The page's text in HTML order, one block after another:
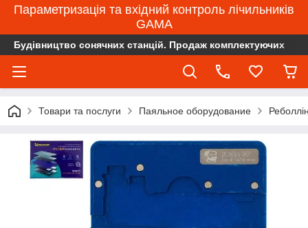
Параметризація та вхідний контроль лічильників
GAMA
Будівництво сонячних станцій. Продаж комплектуючих
Товари та послуги Паяльное оборудование